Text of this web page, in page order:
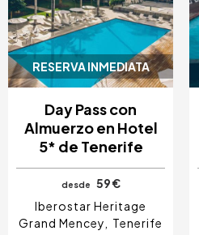
RESERVA INMEDIATA
Day Pass con
Almuerzo en Hotel
5* de Tenerife
desde
59 €
Iberostar Heritage
Grand Mencey
Tenerife